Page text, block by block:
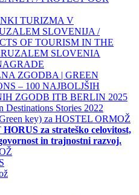
TURIZMA V
SLOVENIJA /
OF TOURISM IN THE
SLOVENIA
ZGODBA | GREEN
– 100 NAJBOLJŠIH
ZGODB ITB BERLIN 2025
Destinations Stories 2022
key) za HOSTEL ORMOŽ
HORUS za strateško celovitost,
in trajnostni razvoj.